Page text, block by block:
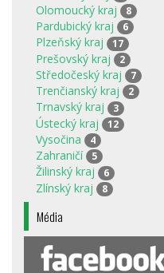
Olomoucký kraj 8
Pardubický kraj 6
Plzeňský kraj 17
Prešovský kraj 2
Středočeský kraj 7
Trenčianský kraj 2
Trnavský kraj 3
Ústecký kraj 12
Vysočina 4
Zahraničí 5
Žilinský kraj 6
Zlínský kraj 8
Média